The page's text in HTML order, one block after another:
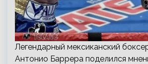
Легендарный мексиканский
Антонио Баррера поделился